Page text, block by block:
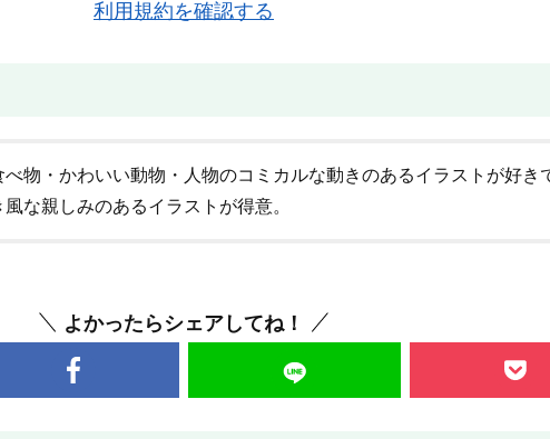
利用規約を確認する
べ物・かわいい動物・人物のコミカルな動きのあるイラストが好き
な親しみのあるイラストが得意。
よかったらシェアしてね！